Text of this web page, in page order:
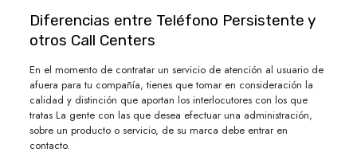
Diferencias entre Teléfono Persistente y
otros Call Centers
En el momento de contratar un servicio de atención al usuario de
afuera para tu compañía, tienes que tomar en consideración la
calidad y distinción que aportan los interlocutores con los que
tratas La gente con las que desea efectuar una administración,
sobre un producto o servicio, de su marca debe entrar en
contacto.